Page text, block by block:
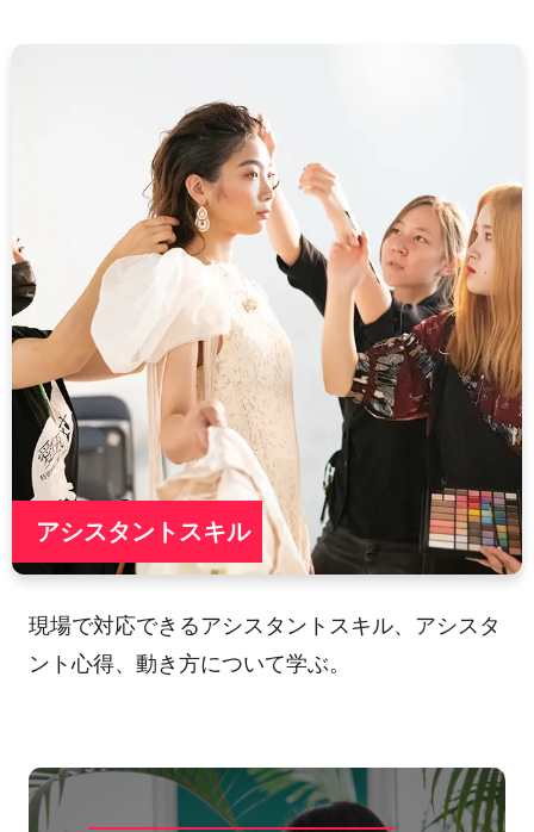
アシスタントスキル
現場で対応できるアシスタントスキル、アシスタ
ント心得、動き方について学ぶ。